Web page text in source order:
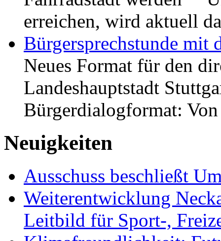
erreichen, wird aktuell
Bürgersprechstunde mit
Neues Format für den
Landeshauptstadt
Bürgerdialogformat:
Neuigkeiten
Ausschuss beschließt
Weiterentwicklung
Leitbild für Sport-,